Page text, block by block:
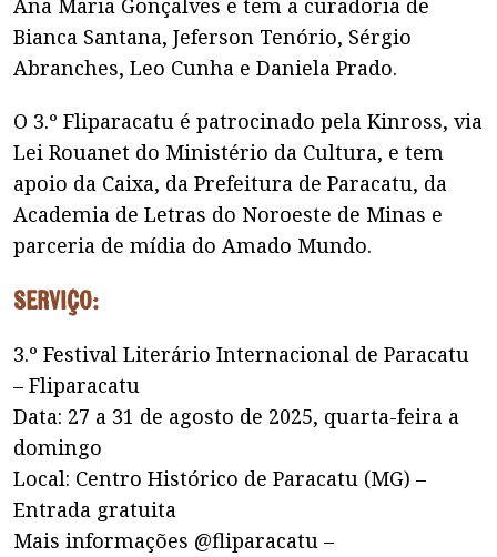
Ana Maria Gonçalves e tem a curadoria de
Bianca Santana, Jeferson Tenório, Sérgio
Abranches, Leo Cunha e Daniela Prado.
O 3.º Fliparacatu é patrocinado pela Kinross, via
Lei Rouanet do Ministério da Cultura, e tem
apoio da Caixa, da Prefeitura de Paracatu, da
Academia de Letras do Noroeste de Minas e
parceria de mídia do Amado Mundo.
Serviço:
3.º Festival Literário Internacional de Paracatu
– Fliparacatu
Data: 27 a 31 de agosto de 2025, quarta-feira a
domingo
Local: Centro Histórico de Paracatu (MG) –
Entrada gratuita
Mais informações @fliparacatu –